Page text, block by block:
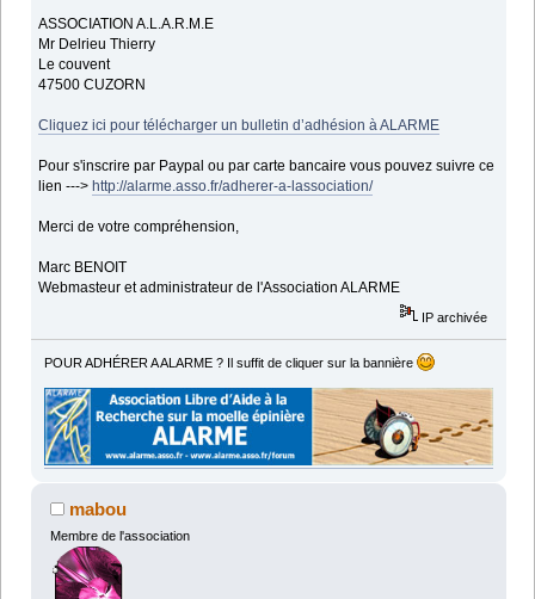
ASSOCIATION A.L.A.R.M.E
Mr Delrieu Thierry
Le couvent
47500 CUZORN
Cliquez ici pour télécharger un bulletin d’adhésion à ALARME
Pour s'inscrire par Paypal ou par carte bancaire vous pouvez suivre ce
lien ---> http://alarme.asso.fr/adherer-a-lassociation/
Merci de votre compréhension,
Marc BENOIT
Webmasteur et administrateur de l'Association ALARME
IP archivée
POUR ADHÉRER A ALARME ? Il suffit de cliquer sur la bannière
mabou
Membre de l'association